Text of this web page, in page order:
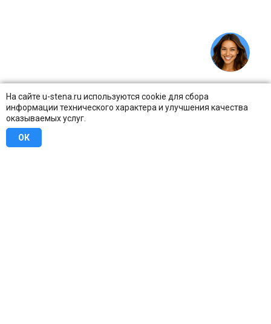
На сайте u-stena.ru используются cookie для сбора
информации технического характера и улучшения качества
оказываемых услуг.
ОК